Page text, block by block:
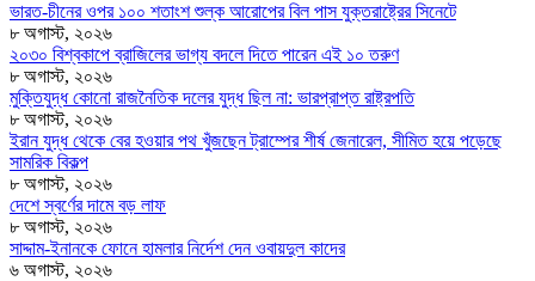
ভারত-চীনের ওপর ১০০ শতাংশ শুল্ক আরোপের বিল পাস যুক্তরাষ্ট্রের সিনেটে
৮ অগাস্ট, ২০২৬
২০৩০ বিশ্বকাপে ব্রাজিলের ভাগ্য বদলে দিতে পারেন এই ১০ তরুণ
৮ অগাস্ট, ২০২৬
মুক্তিযুদ্ধ কোনো রাজনৈতিক দলের যুদ্ধ ছিল না: ভারপ্রাপ্ত রাষ্ট্রপতি
৮ অগাস্ট, ২০২৬
ইরান যুদ্ধ থেকে বের হওয়ার পথ খুঁজছেন ট্রাম্পের শীর্ষ জেনারেল, সীমিত হয়ে পড়েছে
সামরিক বিকল্প
৮ অগাস্ট, ২০২৬
দেশে স্বর্ণের দামে বড় লাফ
৮ অগাস্ট, ২০২৬
সাদ্দাম-ইনানকে ফোনে হামলার নির্দেশ দেন ওবায়দুল কাদের
৬ অগাস্ট, ২০২৬